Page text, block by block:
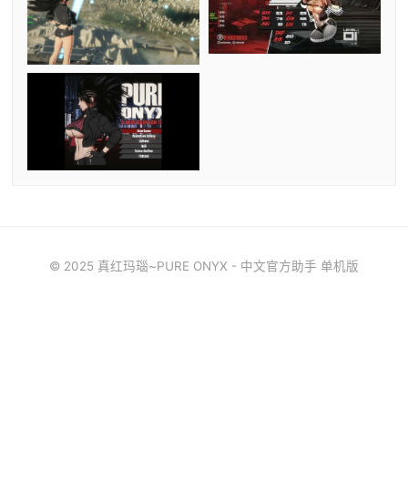
© 2025 真红玛瑙~PURE ONYX - 中文官方助手 单机版